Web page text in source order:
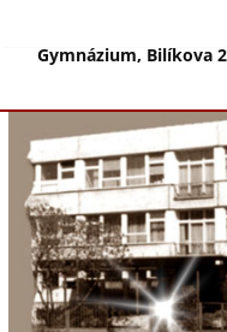
Gymnázium, Bilíkova
Gymnázium